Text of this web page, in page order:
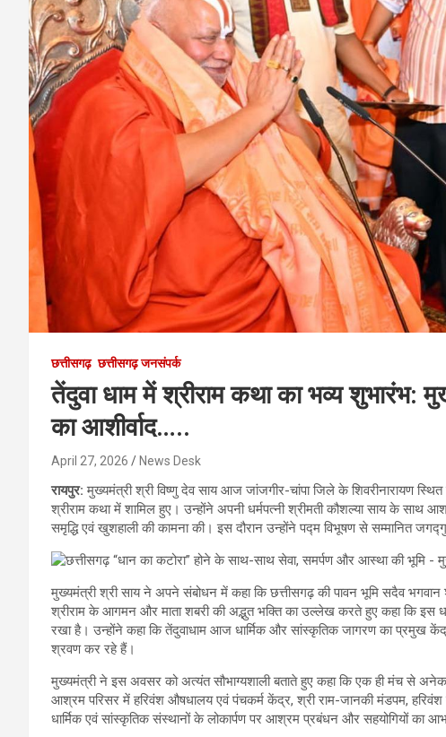
छत्तीसगढ़ छत्तीसगढ़ जनसंपर्क
तेंदुवा धाम में श्रीराम कथा का भव्य शुभारंभ:
का आशीर्वाद…..
April 27, 2026 News Desk
रायपुर: मुख्यमंत्री श्री विष्णु देव साय आज जांजगीर-चांपा जिले के शिवरीनारायण
श्रीराम कथा में शामिल हुए। उन्होंने अपनी धर्मपत्नी श्रीमती कौशल्या साय के साथ
समृद्धि एवं खुशहाली की कामना की। इस दौरान उन्होंने पद्म विभूषण से सम्मानित
मुख्यमंत्री श्री साय ने अपने संबोधन में कहा कि छत्तीसगढ़ की पावन भूमि सदैव
श्रीराम के आगमन और माता शबरी की अद्भुत भक्ति का उल्लेख करते हुए कहा कि इस
रखा है। उन्होंने कहा कि तेंदुवाधाम आज धार्मिक और सांस्कृतिक जागरण का प्रमुख
श्रवण कर रहे हैं।
मुख्यमंत्री ने इस अवसर को अत्यंत सौभाग्यशाली बताते हुए कहा कि एक ही मंच से अनेक
आश्रम परिसर में हरिवंश औषधालय एवं पंचकर्म केंद्र, श्री राम-जानकी मंडपम, हरिवंश
धार्मिक एवं सांस्कृतिक संस्थानों के लोकार्पण पर आश्रम प्रबंधन और सहयोगियों का